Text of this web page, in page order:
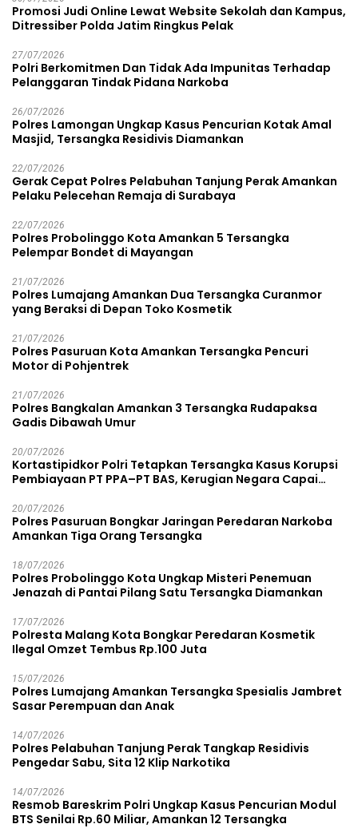
Promosi Judi Online Lewat Website Sekolah dan Kampus,
Ditressiber Polda Jatim Ringkus Pelak
27/07/2026
Polri Berkomitmen Dan Tidak Ada Impunitas Terhadap
Pelanggaran Tindak Pidana Narkoba
26/07/2026
Polres Lamongan Ungkap Kasus Pencurian Kotak Amal
Masjid, Tersangka Residivis Diamankan
22/07/2026
Gerak Cepat Polres Pelabuhan Tanjung Perak Amankan
Pelaku Pelecehan Remaja di Surabaya
22/07/2026
Polres Probolinggo Kota Amankan 5 Tersangka
Pelempar Bondet di Mayangan
21/07/2026
Polres Lumajang Amankan Dua Tersangka Curanmor
yang Beraksi di Depan Toko Kosmetik
21/07/2026
Polres Pasuruan Kota Amankan Tersangka Pencuri
Motor di Pohjentrek
21/07/2026
Polres Bangkalan Amankan 3 Tersangka Rudapaksa
Gadis Dibawah Umur
20/07/2026
Kortastipidkor Polri Tetapkan Tersangka Kasus Korupsi
Pembiayaan PT PPA–PT BAS, Kerugian Negara Capai
20/07/2026
Polres Pasuruan Bongkar Jaringan Peredaran Narkoba
Amankan Tiga Orang Tersangka
18/07/2026
Polres Probolinggo Kota Ungkap Misteri Penemuan
Jenazah di Pantai Pilang Satu Tersangka Diamankan
17/07/2026
Polresta Malang Kota Bongkar Peredaran Kosmetik
Ilegal Omzet Tembus Rp.100 Juta
15/07/2026
Polres Lumajang Amankan Tersangka Spesialis Jambret
Sasar Perempuan dan Anak
14/07/2026
Polres Pelabuhan Tanjung Perak Tangkap Residivis
Pengedar Sabu, Sita 12 Klip Narkotika
14/07/2026
Resmob Bareskrim Polri Ungkap Kasus Pencurian Modul
BTS Senilai Rp.60 Miliar, Amankan 12 Tersangka